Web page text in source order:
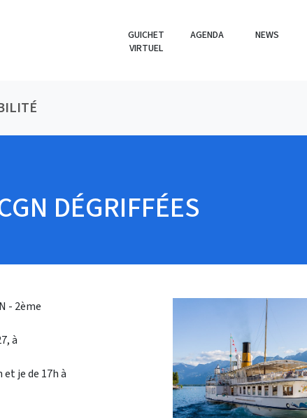
GUICHET
VIRTUEL
AGENDA NEWS
DÉGRIFFÉES
- 2ème
à
je de 17h à